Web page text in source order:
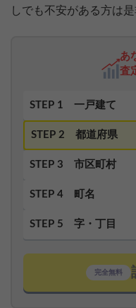
しでも不安がある方は
あ
査
STEP 1 一戸建て
STEP 2 都道府県
STEP 3 市区町村
STEP 4 町名
STEP 5 字・丁目
完全無料